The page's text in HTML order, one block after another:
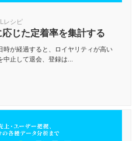
レシピ
じた定着率を集計する
が経過すると、ロイヤリティが高い
止して退会、登録は...